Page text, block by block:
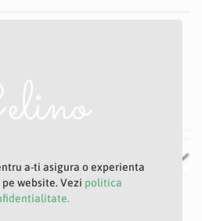
a-ti asigura o experienta
website. Vezi politica